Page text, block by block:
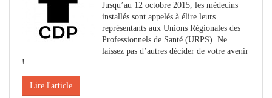
Jusqu’au 12 octobre 2015, les médecins
installés sont appelés à élire leurs
représentants aux Unions Régionales des
Professionnels de Santé (URPS). Ne
laissez pas d’autres décider de votre avenir
!
Lire l'article